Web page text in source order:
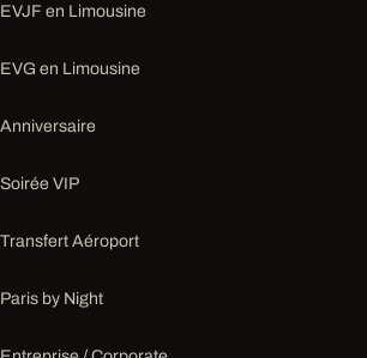
EVJF en Limousine
EVG en Limousine
Anniversaire
Soirée VIP
Transfert Aéroport
Paris by Night